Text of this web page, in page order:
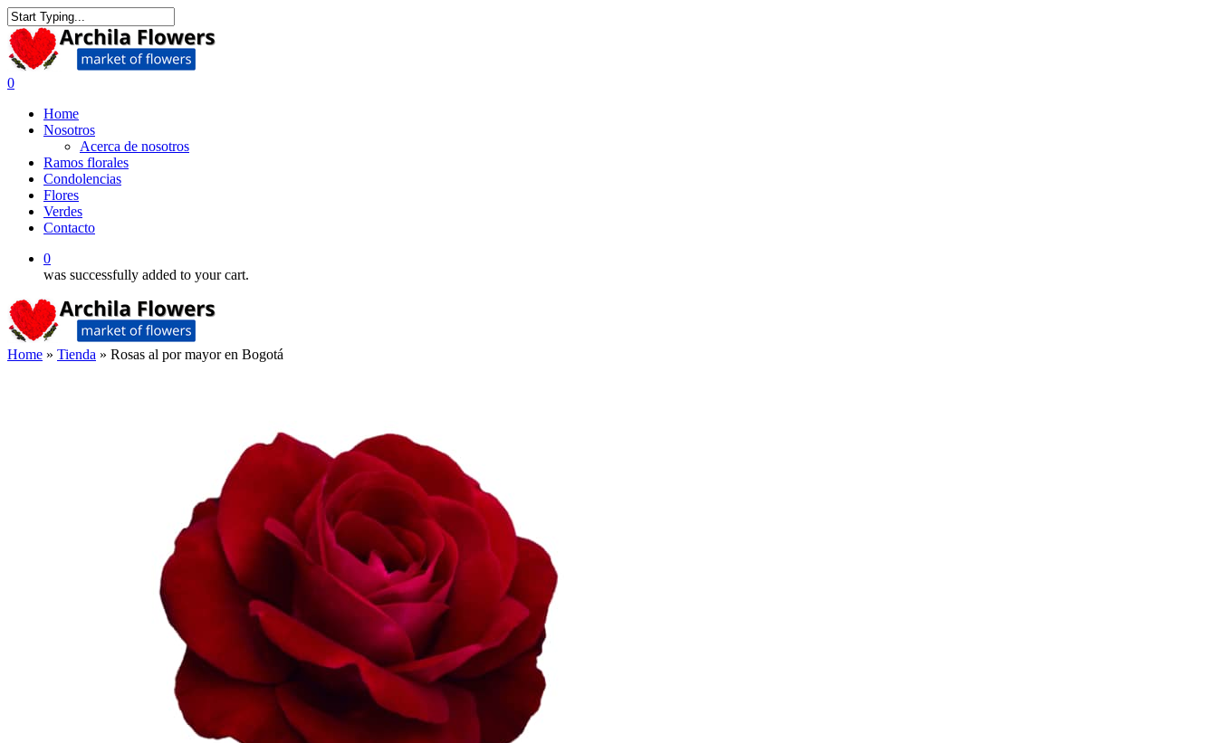
Skip
to
main
content
Close
Search
0
Home
Nosotros
Acerca de nosotros
Ramos florales
Condolencias
Flores
Verdes
Contacto
0
was successfully added to your cart.
Home » Tienda » Rosas al por mayor en Bogotá